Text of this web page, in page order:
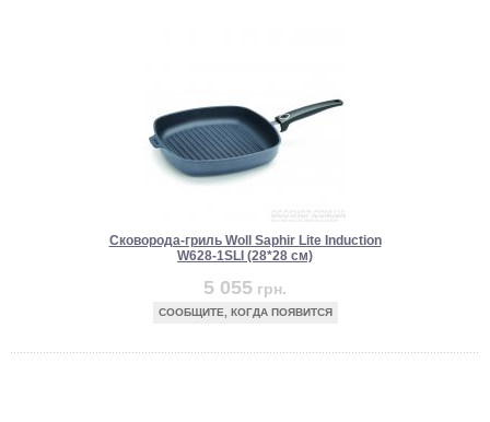
Сковорода-гриль Woll Saphir Lite Induction
W628-1SLI (28*28 см)
5 055 грн.
СООБЩИТЕ, КОГДА ПОЯВИТСЯ